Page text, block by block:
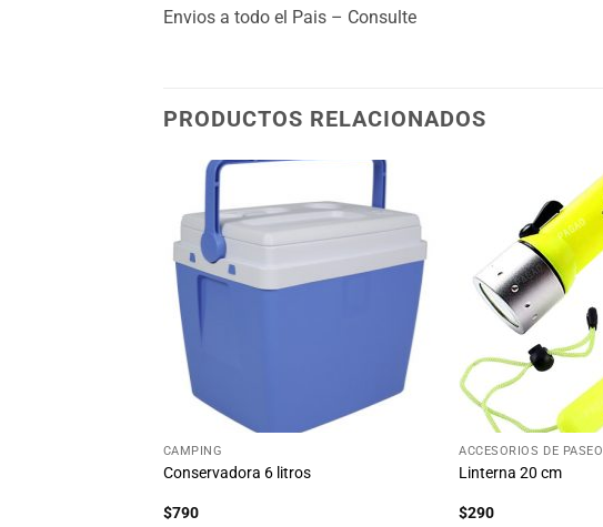
Envios a todo el Pais – Consulte
PRODUCTOS RELACIONADOS
Añadir
de
CAMPING
Conservadora 6 litros
$790
+
ACCESORIOS DE PASEO
Linterna 20 cm
$290